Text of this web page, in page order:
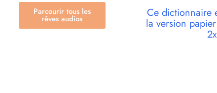
Parcourir tous les
rêves audios Ce dictionnaire
la version